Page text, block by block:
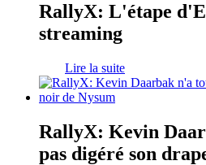
RallyX: L'étape
streaming
Lire la suite
RallyX: Kevin
pas digéré son